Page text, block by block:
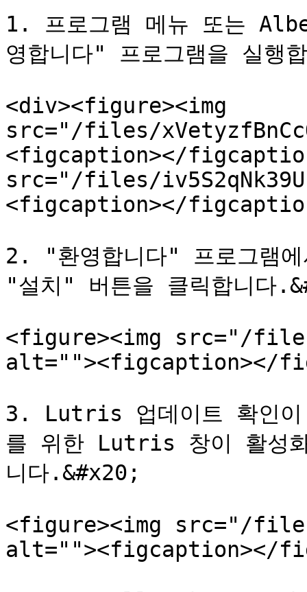
1. 프로그램 메뉴 또는
영합니다" 프로그램을 실행
<div><figure><img
src="/files/
<figcaption></
src="/files/
<figcaption></
2. "환영합니다" 프로그램
"설치" 버튼을 클릭합니다
<figure><img src="/files/
alt=""><figcaption></
3. Lutris 업데이트 확인이
를 위한 Lutris 창이 활성
니다.&#x20;
<figure><img src="/files/
alt=""><figcaption></